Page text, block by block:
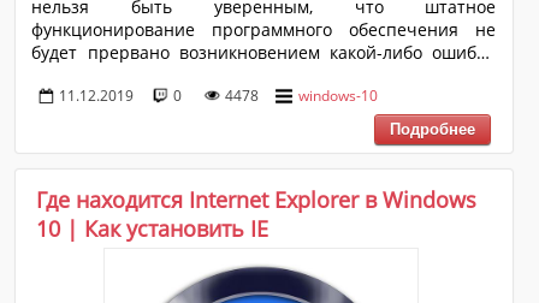
нельзя быть уверенным, что штатное
функционирование программного обеспечения не
будет прервано возникновением какой-либо ошибки
усугубляется ещё и не всегда корректной работой
пользователя/оператора компьютера, которые
вмешиваются в системные процессы, не заботясь о
последствиях. Именно поэтому такую важность
приобретает функционал восстановления Windows,
который позволяет вернуть работоспособность
операционной системы, откатив её конфигурацию до
11.12.2019 0 4478 windows-10
Где находится Internet Explorer в Windows
10 | Как установить IE